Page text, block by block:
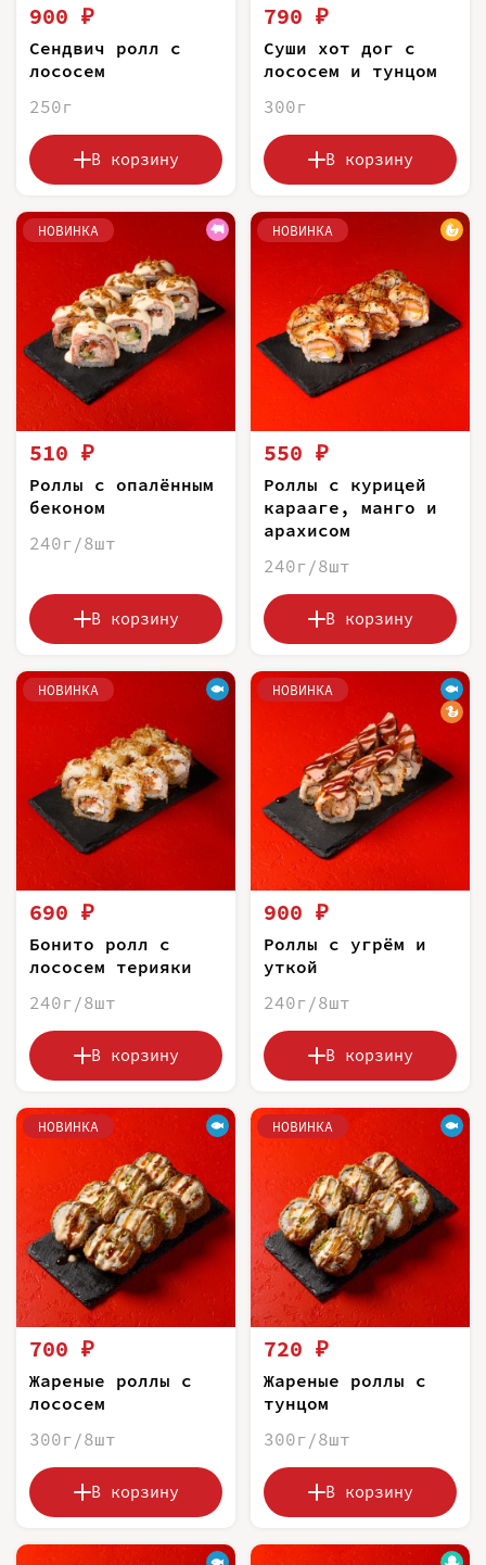
900 ₽
Сендвич ролл с
лососем
250г
В корзину
790 ₽
Суши хот дог с
лососем и тунцом
300г
В корзину
НОВИНКА
510 ₽
Роллы с опалённым
беконом
240г/8шт
В корзину
НОВИНКА
550 ₽
Роллы с курицей
карааге, манго и
арахисом
240г/8шт
В корзину
НОВИНКА
690 ₽
Бонито ролл с
лососем терияки
240г/8шт
В корзину
НОВИНКА
900 ₽
Роллы с угрём и
уткой
240г/8шт
В корзину
НОВИНКА
700 ₽
Жареные роллы с
лососем
300г/8шт
В корзину
НОВИНКА
720 ₽
Жареные роллы с
тунцом
300г/8шт
В корзину